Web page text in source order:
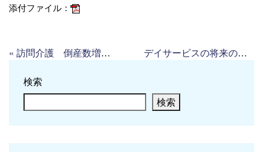
添付ファイル：
« 訪問介護 倒産数増（高齢者住宅新聞） デイサービスの将来の見込み（高齢者住宅新聞）
検索
検索